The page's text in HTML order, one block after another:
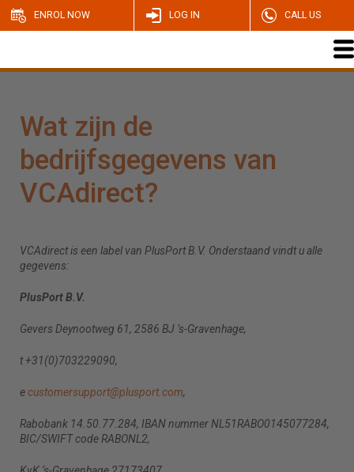
ENROL NOW LOG IN CALL US
Wat zijn de
bedrijfsgegevens van
VCAdirect?
VCAdirect is een label van PlusPort B.V. Onderstaand vindt u alle
gegevens:
PlusPort B.V.
Gevers Deynootweg 61, 2586 BJ ’s-Gravenhage,
t +31(0)703229090,
ecustomersupport@plusport.com,
Rabobank 14.50.77.284, IBAN nummer NL51RABO0145077284,
BIC/SWIFT code RABONL2,